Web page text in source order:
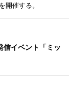
開催する。
信イベント「ミッ